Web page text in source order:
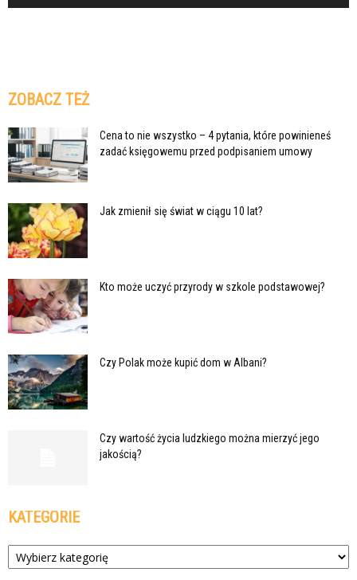
ZOBACZ TEŻ
Cena to nie wszystko – 4 pytania, które powinieneś
zadać księgowemu przed podpisaniem umowy
Jak zmienił się świat w ciągu 10 lat?
Kto może uczyć przyrody w szkole podstawowej?
Czy Polak może kupić dom w Albani?
Czy wartość życia ludzkiego można mierzyć jego
jakością?
KATEGORIE
Kategorie